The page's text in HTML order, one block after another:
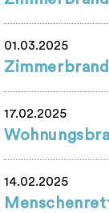
01.03.2025
17.02.2025
14.02.2025